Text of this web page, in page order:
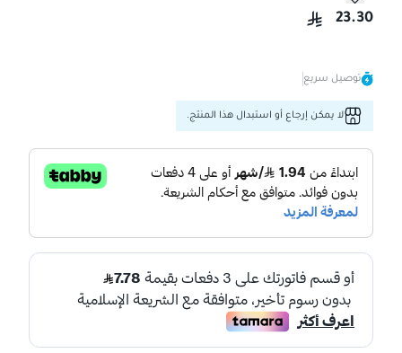
نيفيا رول عرق نسائى 50مل
23.30
توصيل سريع
لا يمكن إرجاع أو استبدال هذا المنتج.